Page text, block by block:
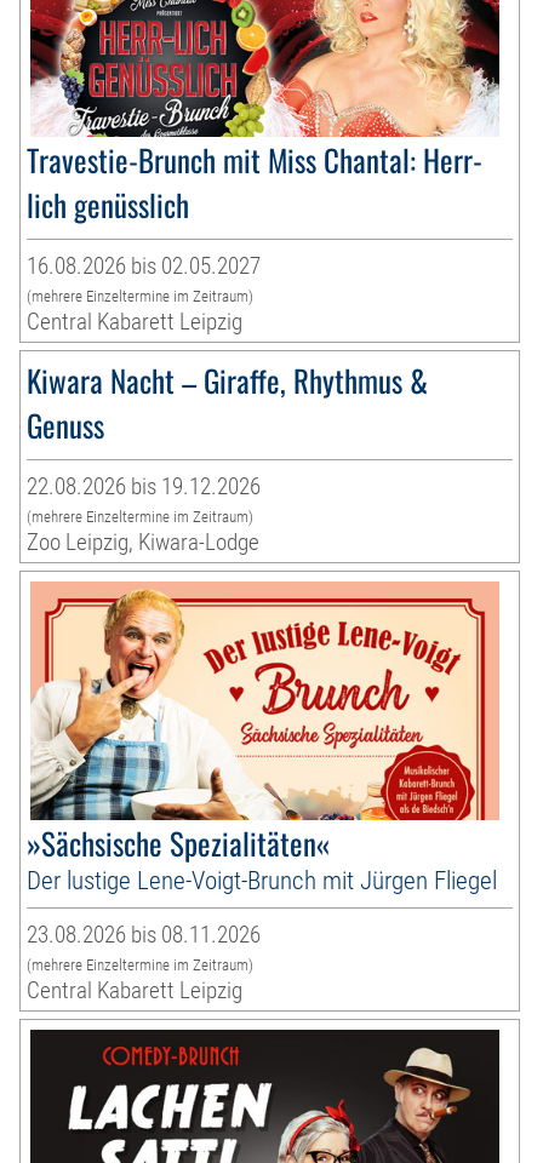
Travestie-Brunch mit Miss Chantal: Herr-
lich genüsslich
16.08.2026 bis 02.05.2027
(mehrere Einzeltermine im Zeitraum)
Central Kabarett Leipzig
Kiwara Nacht – Giraffe, Rhythmus &
Genuss
22.08.2026 bis 19.12.2026
(mehrere Einzeltermine im Zeitraum)
Zoo Leipzig, Kiwara-Lodge
»Sächsische Spezialitäten«
Der lustige Lene-Voigt-Brunch mit Jürgen Fliegel
23.08.2026 bis 08.11.2026
(mehrere Einzeltermine im Zeitraum)
Central Kabarett Leipzig